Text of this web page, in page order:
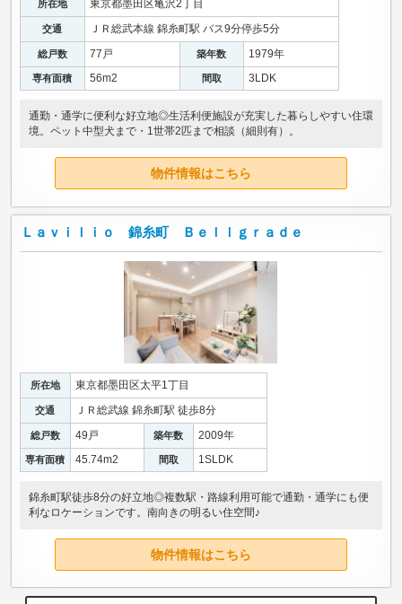
所在地 東京都墨田区亀沢2丁目
交通 ＪＲ総武本線 錦糸町駅 バス9分停歩5分
総戸数 77戸 築年数 1979年
専有面積 56m2 間取 3LDK
通勤・通学に便利な好立地◎生活利便施設が充実した暮らしやすい住環
境。ペット中型犬まで・1世帯2匹まで相談（細則有）。
物件情報はこちら
Ｌａｖｉｌｉｏ 錦糸町 Ｂｅｌｌｇｒａｄｅ
所在地 東京都墨田区太平1丁目
交通 ＪＲ総武線 錦糸町駅 徒歩8分
総戸数 49戸 築年数 2009年
専有面積 45.74m2 間取 1SLDK
錦糸町駅徒歩8分の好立地◎複数駅・路線利用可能で通勤・通学にも便
利なロケーションです。南向きの明るい住空間♪
物件情報はこちら